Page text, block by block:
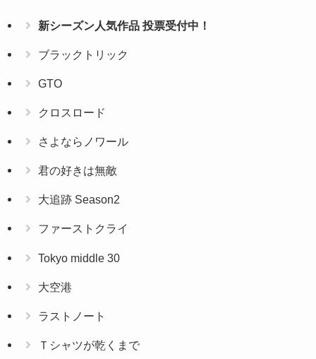
新シーズン人気作品 投票受付中！
ブラックトリック
GTO
クロスロード
さよならノワール
君の好きは無敵
大追跡 Season2
ファーストクライ
Tokyo middle 30
大空港
ラストノート
Ｔシャツが乾くまで